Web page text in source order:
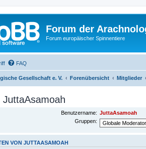
Forum der
Forum europäischer Spinnentiere
FAQ
Gesellschaft e. V. Forenübersicht Mitglieder
JuttaAsamoah
Benutzername: JuttaAsamoah
Gruppen:
VON JUTTAASAMOAH